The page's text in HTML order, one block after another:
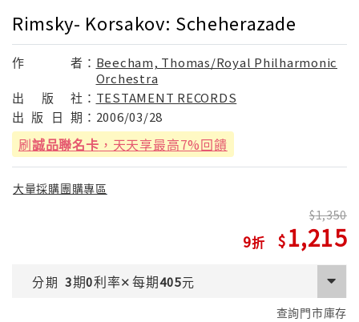
Rimsky- Korsakov: Scheherazade
作 者： Beecham, Thomas/Royal Philharmonic
Orchestra
出
版 社： TESTAMENT RECORDS
出 版 日 期： 2006/03/28
刷誠品聯名卡 ，天天享最高7%回饋
大量採購團購專區
9
1,350
1,215
分期 3期0利率✕每期405元
查詢門市庫存